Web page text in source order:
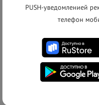
Список адресов
г. Новороссийск
PUSH-уведомленией
телефон